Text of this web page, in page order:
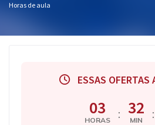
Horas de aula
ESSAS OFERTAS
03
HORAS : 32
MIN :